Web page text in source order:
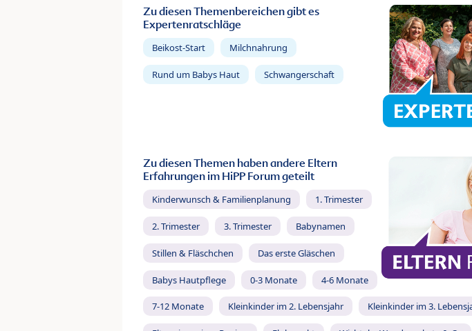
Zu diesen Themenbereichen gibt es
Expertenratschläge
Beikost-Start Milchnahrung
Rund um Babys Haut Schwangerschaft
Zu diesen Themen haben andere Eltern
Erfahrungen im HiPP Forum geteilt
Kinderwunsch & Familienplanung 1. Trimester
2. Trimester 3. Trimester Babynamen
Stillen & Fläschchen Das erste Gläschen
Babys Hautpflege 0-3 Monate 4-6 Monate
7-12 Monate Kleinkinder im 2. Lebensjahr Kleinkinder im 3.